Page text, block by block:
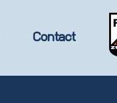
Contact